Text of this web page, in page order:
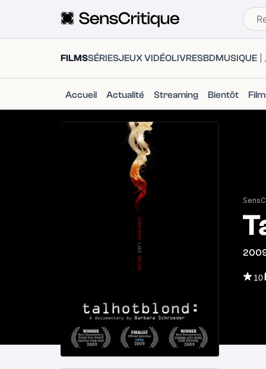
FILMSSÉRIESJEUX VIDÉOLIVRESBDMUSIQUE
Accueil Actualité Streaming Bientôt
10